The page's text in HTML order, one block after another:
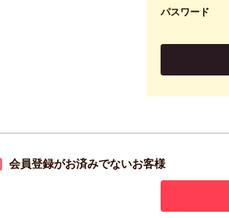
パスワード
会員登録がお済みでないお客様